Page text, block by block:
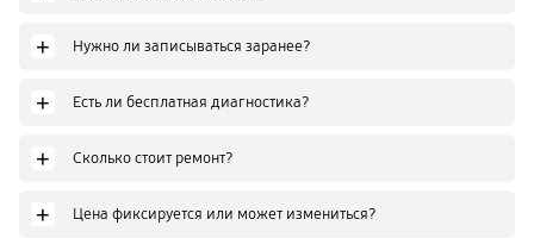
+ Нужно ли записываться заранее?
+ Есть ли бесплатная диагностика?
+ Сколько стоит ремонт?
+ Цена фиксируется или может измениться?